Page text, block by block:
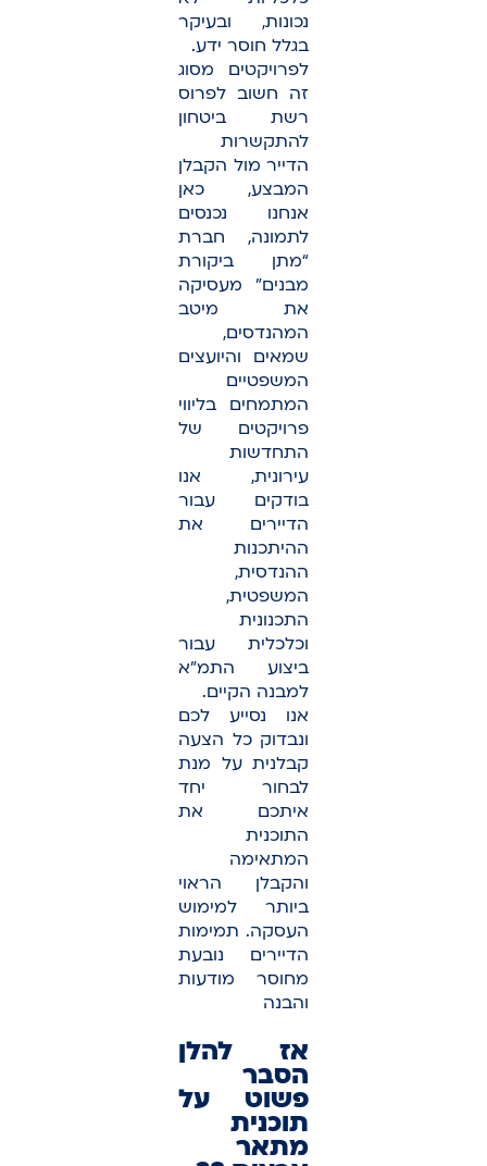
נכונות, ובעיקר
בגלל חוסר ידע.
לפרויקטים מסוג
זה חשוב לפרוס
רשת ביטחון
להתקשרות
הדייר מול הקבלן
המבצע, כאן
אנחנו נכנסים
לתמונה, חברת
“מתן ביקורת
מבנים” מעסיקה
את מיטב
המהנדסים,
שמאים והיועצים
המשפטיים
המתמחים בליווי
פרויקטים של
התחדשות
עירונית, אנו
בודקים עבור
הדיירים את
ההיתכנות
ההנדסית,
המשפטית,
התכנונית
וכלכלית עבור
ביצוע התמ”א
למבנה הקיים.
אנו נסייע לכם
ונבדוק כל הצעה
קבלנית על מנת
לבחור יחד
איתכם את
התוכנית
המתאימה
והקבלן הראוי
ביותר למימוש
העסקה. תמימות
הדיירים נובעת
מחוסר מודעות
והבנה
אז להלן
הסבר
פשוט על
תוכנית
מתאר